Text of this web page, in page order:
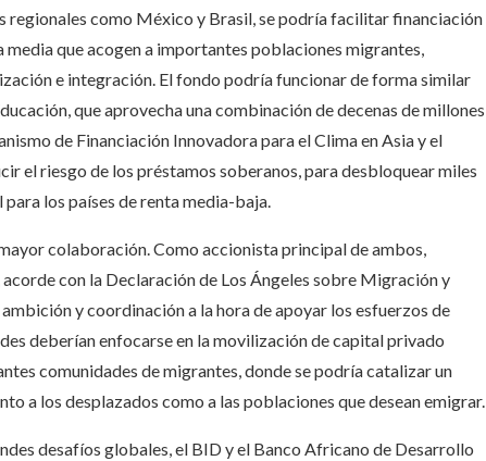
regionales como México y Brasil, se podría facilitar financiación
media que acogen a importantes poblaciones migrantes,
e integración. El fondo podría funcionar de forma similar
que aprovecha una combinación de decenas de millones
de Financiación Innovadora para el Clima en Asia y el
el riesgo de los préstamos soberanos, para desbloquear miles
los países de renta media-baja.
colaboración. Como accionista principal de ambos,
con la Declaración de Los Ángeles sobre Migración y
y coordinación a la hora de apoyar los esfuerzos de
deberían enfocarse en la movilización de capital privado
comunidades de migrantes, donde se podría catalizar un
a los desplazados como a las poblaciones que desean emigrar.
desafíos globales, el BID y el Banco Africano de Desarrollo